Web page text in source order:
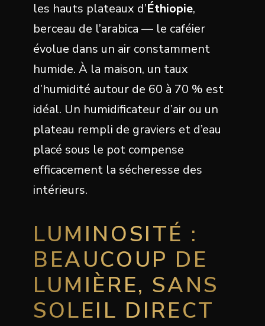
les hauts plateaux d’Éthiopie,
berceau de l’arabica — le caféier
évolue dans un air constamment
humide. À la maison, un taux
d’humidité autour de 60 à 70 % est
idéal. Un humidificateur d’air ou un
plateau rempli de graviers et d’eau
placé sous le pot compense
efficacement la sécheresse des
intérieurs.
LUMINOSITÉ :
BEAUCOUP DE
LUMIÈRE, SANS
SOLEIL DIRECT